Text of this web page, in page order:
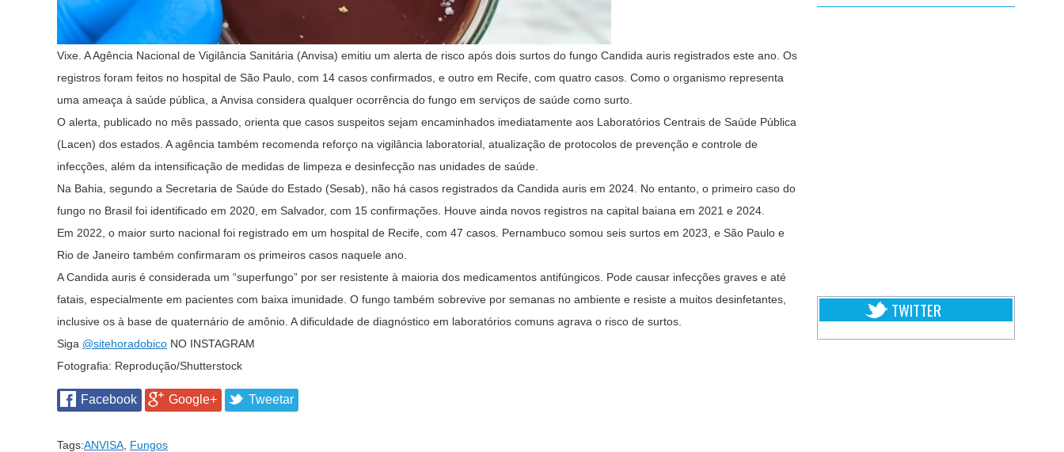
Vixe. A Agência Nacional de Vigilância Sanitária (Anvisa) emitiu um alerta de risco após dois surtos do fungo Candida auris registrados este ano. Os
registros foram feitos no hospital de São Paulo, com 14 casos confirmados, e outro em Recife, com quatro casos. Como o organismo representa
uma ameaça à saúde pública, a Anvisa considera qualquer ocorrência do fungo em serviços de saúde como surto.
O alerta, publicado no mês passado, orienta que casos suspeitos sejam encaminhados imediatamente aos Laboratórios Centrais de Saúde Pública
(Lacen) dos estados. A agência também recomenda reforço na vigilância laboratorial, atualização de protocolos de prevenção e controle de
infecções, além da intensificação de medidas de limpeza e desinfecção nas unidades de saúde.
Na Bahia, segundo a Secretaria de Saúde do Estado (Sesab), não há casos registrados da Candida auris em 2024. No entanto, o primeiro caso do
fungo no Brasil foi identificado em 2020, em Salvador, com 15 confirmações. Houve ainda novos registros na capital baiana em 2021 e 2024.
Em 2022, o maior surto nacional foi registrado em um hospital de Recife, com 47 casos. Pernambuco somou seis surtos em 2023, e São Paulo e
Rio de Janeiro também confirmaram os primeiros casos naquele ano.
A Candida auris é considerada um “superfungo” por ser resistente à maioria dos medicamentos antifúngicos. Pode causar infecções graves e até
fatais, especialmente em pacientes com baixa imunidade. O fungo também sobrevive por semanas no ambiente e resiste a muitos desinfetantes,
inclusive os à base de quaternário de amônio. A dificuldade de diagnóstico em laboratórios comuns agrava o risco de surtos.
Siga @sitehoradobico NO INSTAGRAM
Fotografia: Reprodução/Shutterstock
Facebook Google+ Tweetar
Tags:ANVISA Fungos
TWITTER